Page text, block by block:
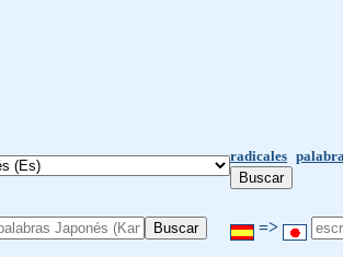
radicales
=>